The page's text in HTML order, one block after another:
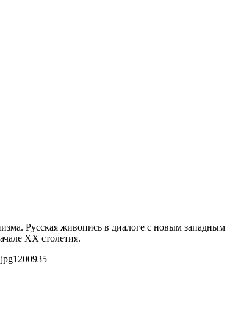
Русская живопись в диалоге с новым западным
XX столетия.
1200935